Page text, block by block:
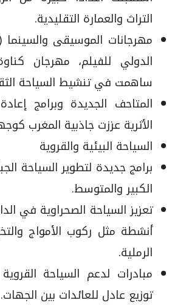
التراث والعمارة التقليدية.
مهرجانات الموسيقى
الدولي للفيلم، مهرجان
ساهمت في تنشيط السياحة
المتاحف الجديدة وبرامج
الأثرية عززت جاذبية المغرب
السياحة البيئية والقروية
برامج جديدة لتطوير السياحة
الكبير والمتوسط.
تعزيز السياحة الصحراوية في
أنشطة مثل ركوب الأمواج
الرملية.
مبادرات لدعم السياحة
توزيع عادل للعائدات بين الجهات.